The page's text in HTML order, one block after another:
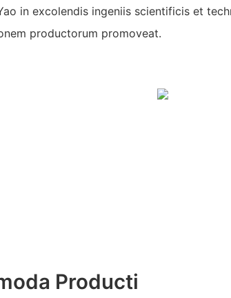
in excolendis ingeniis scientificis et
productorum promoveat.
Producti